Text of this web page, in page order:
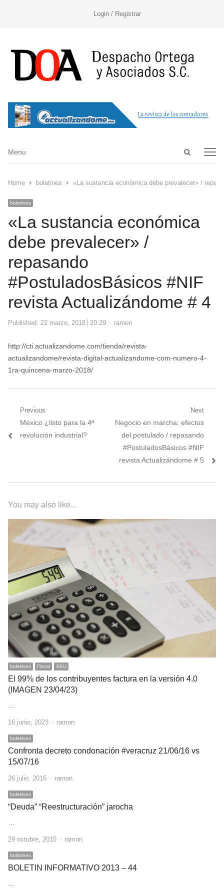
Login / Registrar
Open
Menu
Menu
Home boletines «La sustancia económica debe prevalecer» /
boletines
«La sustancia económica
debe prevalecer» /
repasando
#PostuladosBásicos #NIF
revista Actualizándome # 4
Published: 22 marzo, 2018 20:29 Author
ramon
http://cti.actualizandome.com/tienda/revista-
actualizandome/revista-digital-actualizandome-com-numero-4-
1ra-quincena-marzo-2018/
Navegación
de
Previous
Previous
post:
México ¿listo para la 4ª
revolución industrial?
Next
Next
post:
Negocio en marcha: efectos
del postulado / repasando
#PostuladosBásicos #NIF
revista Actualizándome # 5
You may also like...
boletines Fiscal XEU
El 99% de los contribuyentes factura en la versión 4.0
(IMAGEN 23/04/23)
…
16 junio, 2023 Author
ramon
boletines
Confronta decreto condonación #veracruz 21/06/16 vs
15/07/16
26 julio, 2016 Author
ramon
boletines
“Deuda” “Reestructuración” jarocha
…
29 octubre, 2015 Author
ramon
boletines
BOLETIN INFORMATIVO 2013 – 44
…